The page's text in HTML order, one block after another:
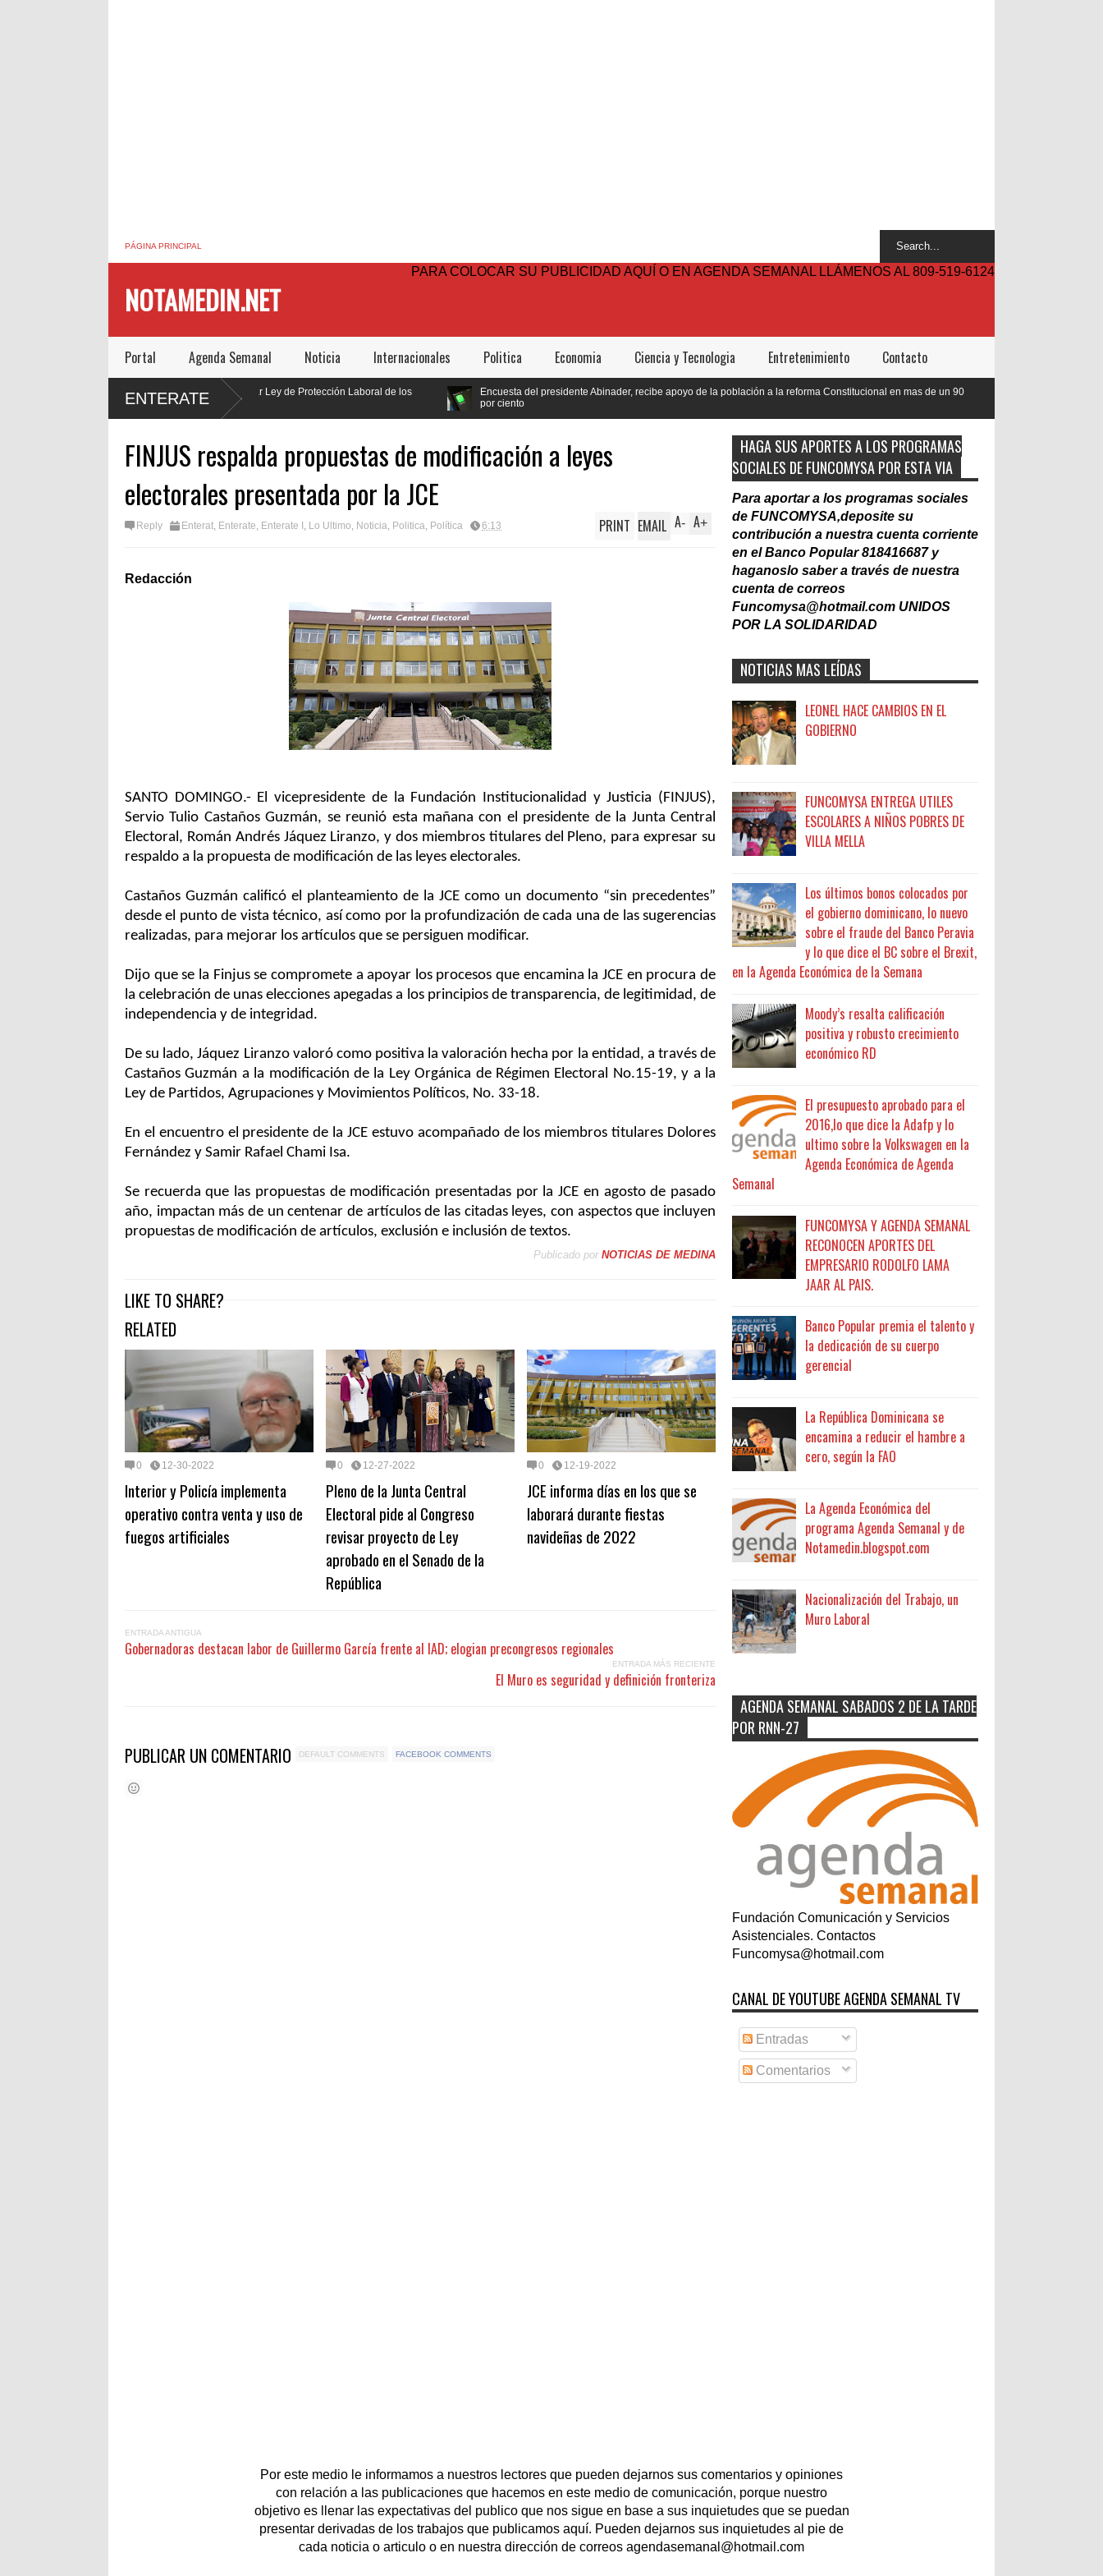
PÁGINA PRINCIPAL
NOTAMEDIN.NET
PARA COLOCAR SU PUBLICIDAD AQUÍ O EN AGENDA SEMANAL LLÁMENOS AL 809-519-6124
Portal Agenda Semanal Noticia Internacionales Politica Economia Ciencia y Tecnologia Entretenimiento Contacto
ENTERATE
Abinader hará justicia al promulgar Ley de Protección Laboral de los
Encuesta del presidente Abinader, recibe apoyo de la población a la reforma Constitucional en mas de un 90
Nacionalización del Trabajo, un
FINJUS respalda propuestas de modificación a leyes
electorales presentada por la JCE
Reply Enterat, Enterate, Enterate I , Lo Ultimo, Noticia, Politica, Política 6:13 A+
A-
PRINT EMAIL
Redacción
SANTO DOMINGO.- El vicepresidente de la Fundación Institucionalidad y Justicia (FINJUS),
Servio Tulio Castaños Guzmán, se reunió esta mañana con el presidente de la Junta Central
Electoral, Román Andrés Jáquez Liranzo, y dos miembros titulares del Pleno, para expresar su
respaldo a la propuesta de modificación de las leyes electorales.
Castaños Guzmán calificó el planteamiento de la JCE como un documento “sin precedentes”
desde el punto de vista técnico, así como por la profundización de cada una de las sugerencias
realizadas, para mejorar los artículos que se persiguen modificar.
Dijo que se la Finjus se compromete a apoyar los procesos que encamina la JCE en procura de
la celebración de unas elecciones apegadas a los principios de transparencia, de legitimidad, de
independencia y de integridad.
De su lado, Jáquez Liranzo valoró como positiva la valoración hecha por la entidad, a través de
Castaños Guzmán a la modificación de la Ley Orgánica de Régimen Electoral No.15-19, y a la
Ley de Partidos, Agrupaciones y Movimientos Políticos, No. 33-18.
En el encuentro el presidente de la JCE estuvo acompañado de los miembros titulares Dolores
Fernández y Samir Rafael Chami Isa.
Se recuerda que las propuestas de modificación presentadas por la JCE en agosto de pasado
año, impactan más de un centenar de artículos de las citadas leyes, con aspectos que incluyen
propuestas de modificación de artículos, exclusión e inclusión de textos.
Publicado por NOTICIAS DE MEDINA
LIKE TO SHARE?
RELATED
0 12-30-2022
Interior y Policía implementa
operativo contra venta y uso de
fuegos artificiales
0 12-27-2022
Pleno de la Junta Central
Electoral pide al Congreso
revisar proyecto de Ley
aprobado en el Senado de la
República
0 12-19-2022
JCE informa días en los que se
laborará durante fiestas
navideñas de 2022
ENTRADA ANTIGUA
Gobernadoras destacan labor de Guillermo García frente al IAD; elogian precongresos regionales
ENTRADA MÁS RECIENTE
El Muro es seguridad y definición fronteriza
PUBLICAR UN COMENTARIO DEFAULT COMMENTS FACEBOOK COMMENTS
HAGA SUS APORTES A LOS PROGRAMAS
SOCIALES DE FUNCOMYSA POR ESTA VIA
Para aportar a los programas sociales
de FUNCOMYSA,deposite su
contribución a nuestra cuenta corriente
en el Banco Popular 818416687 y
haganoslo saber a través de nuestra
cuenta de correos
Funcomysa@hotmail.com UNIDOS
POR LA SOLIDARIDAD
NOTICIAS MAS LEÍDAS
LEONEL HACE CAMBIOS EN EL
GOBIERNO
FUNCOMYSA ENTREGA UTILES
ESCOLARES A NIÑOS POBRES DE
VILLA MELLA
Los últimos bonos colocados por
el gobierno dominicano, lo nuevo
sobre el fraude del Banco Peravia
y lo que dice el BC sobre el Brexit,
en la Agenda Económica de la Semana
Moody’s resalta calificación
positiva y robusto crecimiento
económico RD
El presupuesto aprobado para el
2016,lo que dice la Adafp y lo
ultimo sobre la Volkswagen en la
Agenda Económica de Agenda
Semanal
FUNCOMYSA Y AGENDA SEMANAL
RECONOCEN APORTES DEL
EMPRESARIO RODOLFO LAMA
JAAR AL PAIS.
Banco Popular premia el talento y
la dedicación de su cuerpo
gerencial
La República Dominicana se
encamina a reducir el hambre a
cero, según la FAO
La Agenda Económica del
programa Agenda Semanal y de
Notamedin.blogspot.com
Nacionalización del Trabajo, un
Muro Laboral
AGENDA SEMANAL SABADOS 2 DE LA TARDE
POR RNN-27
Fundación Comunicación y Servicios
Asistenciales. Contactos
Funcomysa@hotmail.com
CANAL DE YOUTUBE AGENDA SEMANAL TV
Entradas
Comentarios
Por este medio le informamos a nuestros lectores que pueden dejarnos sus comentarios y opiniones
con relación a las publicaciones que hacemos en este medio de comunicación, porque nuestro
objetivo es llenar las expectativas del publico que nos sigue en base a sus inquietudes que se puedan
presentar derivadas de los trabajos que publicamos aquí. Pueden dejarnos sus inquietudes al pie de
cada noticia o articulo o en nuestra dirección de correos agendasemanal@hotmail.com